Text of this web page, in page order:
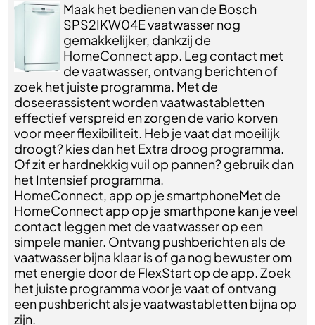
Maak het bedienen van de Bosch
SPS2IKW04E vaatwasser nog
gemakkelijker, dankzij de
HomeConnect app. Leg contact met
de vaatwasser, ontvang berichten of
zoek het juiste programma. Met de
doseerassistent worden vaatwastabletten
effectief verspreid en zorgen de vario korven
voor meer flexibiliteit. Heb je vaat dat moeilijk
droogt? kies dan het Extra droog programma.
Of zit er hardnekkig vuil op pannen? gebruik dan
het Intensief programma.
HomeConnect, app op je smartphoneMet de
HomeConnect app op je smarthpone kan je veel
contact leggen met de vaatwasser op een
simpele manier. Ontvang pushberichten als de
vaatwasser bijna klaar is of ga nog bewuster om
met energie door de FlexStart op de app. Zoek
het juiste programma voor je vaat of ontvang
een pushbericht als je vaatwastabletten bijna op
zijn.